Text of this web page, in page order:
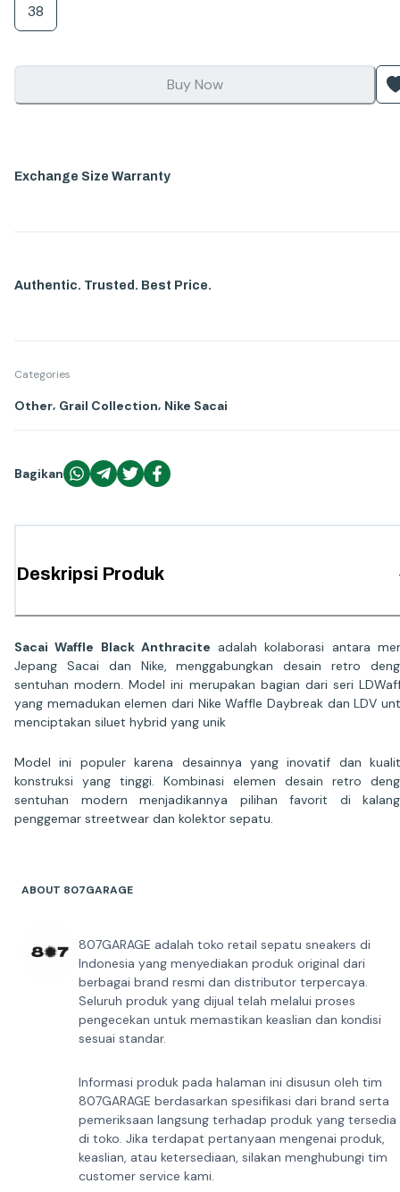
38
Buy Now
Exchange Size Warranty
Authentic. Trusted. Best Price.
Categories
Other, Grail Collection, Nike Sacai
Bagikan
Deskripsi Produk
Sacai Waffle Black Anthracite adalah kolaborasi antara
Jepang Sacai dan Nike, menggabungkan desain retro
sentuhan modern. Model ini merupakan bagian dari seri
yang memadukan elemen dari Nike Waffle Daybreak dan LDV
menciptakan siluet hybrid yang unik
Model ini populer karena desainnya yang inovatif dan
konstruksi yang tinggi. Kombinasi elemen desain retro
sentuhan modern menjadikannya pilihan favorit di
penggemar streetwear dan kolektor sepatu.
ABOUT 807GARAGE
807GARAGE adalah toko retail sepatu sneakers di
Indonesia yang menyediakan produk original dari
berbagai brand resmi dan distributor terpercaya.
Seluruh produk yang dijual telah melalui proses
pengecekan untuk memastikan keaslian dan kondisi
sesuai standar.
Informasi produk pada halaman ini disusun oleh tim
807GARAGE berdasarkan spesifikasi dari brand serta
pemeriksaan langsung terhadap produk yang tersedia
di toko. Jika terdapat pertanyaan mengenai produk,
keaslian, atau ketersediaan, silakan menghubungi tim
customer service kami.